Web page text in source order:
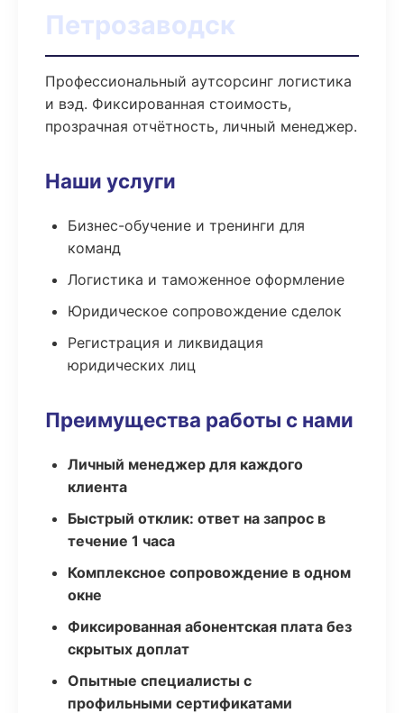
Петрозаводск
Профессиональный аутсорсинг логистика
и вэд. Фиксированная стоимость,
прозрачная отчётность, личный менеджер.
Наши услуги
Бизнес-обучение и тренинги для
команд
Логистика и таможенное оформление
Юридическое сопровождение сделок
Регистрация и ликвидация
юридических лиц
Преимущества работы с нами
Личный менеджер для каждого
клиента
Быстрый отклик: ответ на запрос в
течение 1 часа
Комплексное сопровождение в одном
окне
Фиксированная абонентская плата без
скрытых доплат
Опытные специалисты с
профильными сертификатами